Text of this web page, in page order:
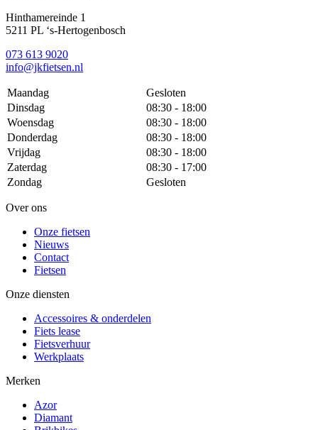
Hinthamereinde 1
5211 PL ‘s-Hertogenbosch
073 613 9020
info@jkfietsen.nl
Maandag
Gesloten
Dinsdag
08:30 - 18:00
Woensdag
08:30 - 18:00
Donderdag
08:30 - 18:00
Vrijdag
08:30 - 18:00
Zaterdag
08:30 - 17:00
Zondag
Gesloten
Over ons
Onze fietsen
Nieuws
Contact
Fietsen
Onze diensten
Accessoires & onderdelen
Fiets lease
Fietsverhuur
Werkplaats
Merken
Azor
Diamant